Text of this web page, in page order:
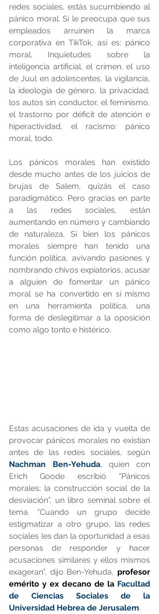
redes sociales, estás sucumbiendo al
pánico moral. Si le preocupa que sus
empleados arruinen la marca
corporativa en TikTok, así es: pánico
moral. Inquietudes sobre la
inteligencia artificial, el crimen, el uso
de Juul en adolescentes, la vigilancia,
la ideología de género, la privacidad,
los autos sin conductor, el feminismo,
el trastorno por déficit de atención e
hiperactividad, el racismo: pánico
moral, todo.
Los pánicos morales han existido
desde mucho antes de los juicios de
brujas de Salem, quizás el caso
paradigmático. Pero gracias en parte
a las redes sociales, están
aumentando en número y cambiando
de naturaleza. Si bien los pánicos
morales siempre han tenido una
función política, avivando pasiones y
nombrando chivos expiatorios, acusar
a alguien de fomentar un pánico
moral se ha convertido en sí mismo
en una herramienta política, una
forma de deslegitimar a la oposición
como algo tonto e histérico.
Estas acusaciones de ida y vuelta de
provocar pánicos morales no existían
Nachman Ben-Yehuda, quien con
Erich Goode escribió “Pánicos
morales: la construcción social de la
desviación”, un libro seminal sobre el
tema. “Cuando un grupo decide
estigmatizar a otro grupo, las redes
sociales les dan la oportunidad a esas
personas de responder y hacer
acusaciones similares y ellos mismos
exageran”, dijo Ben-Yehuda, profesor
emérito y ex decano de la Facultad
de Ciencias Sociales de la
Universidad Hebrea de Jerusalem.